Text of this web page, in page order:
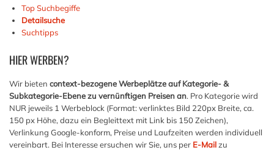
Top Suchbegiffe
Detailsuche
Suchtipps
HIERWERBEN?
Wir bieten context-bezogene Werbeplätze auf Kategorie- &
Subkategorie-Ebene zu vernünftigen Preisen an. Pro Kategorie wird
NUR jeweils 1 Werbeblock (Format: verlinktes Bild 220px Breite, ca.
150 px Höhe, dazu ein Begleittext mit Link bis 150 Zeichen),
Verlinkung Google-konform, Preise und Laufzeiten werden individuell
vereinbart. Bei Interesse ersuchen wir Sie, uns per E-Mailzu